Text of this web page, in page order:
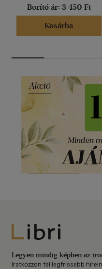
Borító ár: 3 450 Ft
Kosárba
Libri
Legyen mindig képben az
Iratkozzon fel legfrissebb